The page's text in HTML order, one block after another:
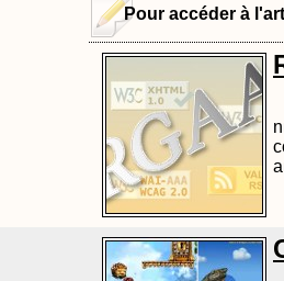
Pour accéder à